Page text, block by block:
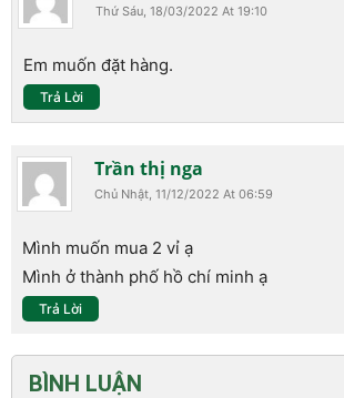
Thứ Sáu, 18/03/2022 At 19:10
Em muốn đặt hàng.
Trả Lời
Trần thị nga
Chủ Nhật, 11/12/2022 At 06:59
Mình muốn mua 2 vỉ ạ
Mình ở thành phố hồ chí minh ạ
Trả Lời
BÌNH LUẬN